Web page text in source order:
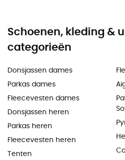
Schoenen, kleding &
categorieën
Donsjassen dames
Parkas dames
Fleecevesten dames
Donsjassen heren
Parkas heren
Fleecevesten heren
Tenten